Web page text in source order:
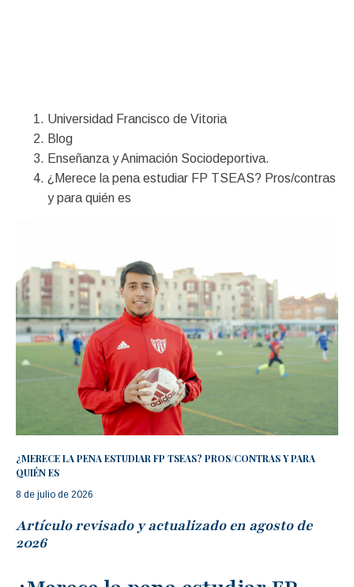
Universidad Francisco de Vitoria
Blog
Enseñanza y Animación Sociodeportiva.
¿Merece la pena estudiar FP TSEAS? Pros/contras
y para quién es
¿MERECE LA PENA ESTUDIAR FP TSEAS? PROS/CONTRAS Y PARA
QUIÉN ES
8 de julio de 2026
Artículo revisado y actualizado en agosto de
2026